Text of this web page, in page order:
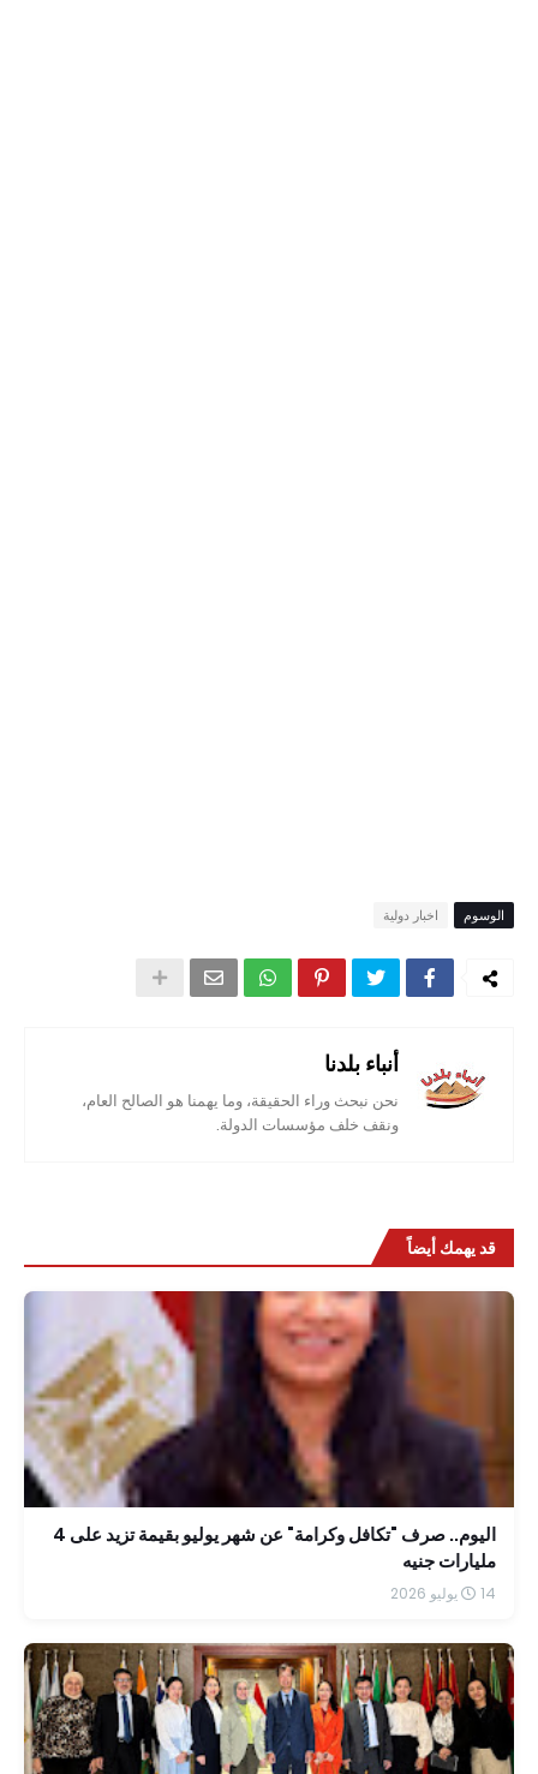
الوسوم اخبار دولية
أنباء بلدنا
نحن نبحث وراء الحقيقة، وما يهمنا هو الصالح العام،
ونقف خلف مؤسسات الدولة.
قد يهمك أيضاً
اليوم.. صرف "تكافل وكرامة" عن شهر يوليو بقيمة تزيد على 4
مليارات جنيه
14 يوليو 2026